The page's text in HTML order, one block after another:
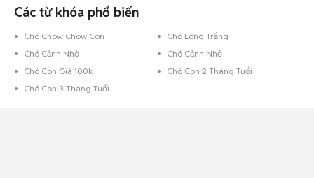
cửa chùa.
Các từ khóa phổ biến
Chó Chow Chow Con
Chó Lông Trắng
Chó Cảnh Nhỏ
Chó Cảnh Nhỏ
Chó Con Giá 100k
Chó Con 2 Tháng Tuổi
Chó Con 3 Tháng Tuổi